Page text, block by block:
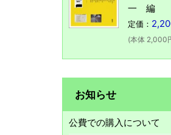
一 編
定価：
(本体 2,000
お知らせ
公費での購入について